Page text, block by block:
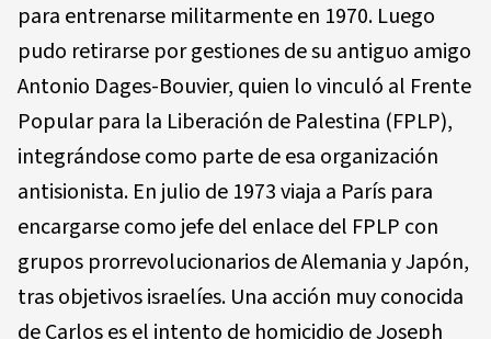
para entrenarse militarmente en 1970. Luego
pudo retirarse por gestiones de su antiguo amigo
Antonio Dages-Bouvier, quien lo vinculó al Frente
Popular para la Liberación de Palestina (FPLP),
integrándose como parte de esa organización
antisionista. En julio de 1973 viaja a París para
encargarse como jefe del enlace del FPLP con
grupos prorrevolucionarios de Alemania y Japón,
tras objetivos israelíes. Una acción muy conocida
de Carlos es el intento de homicidio de Joseph